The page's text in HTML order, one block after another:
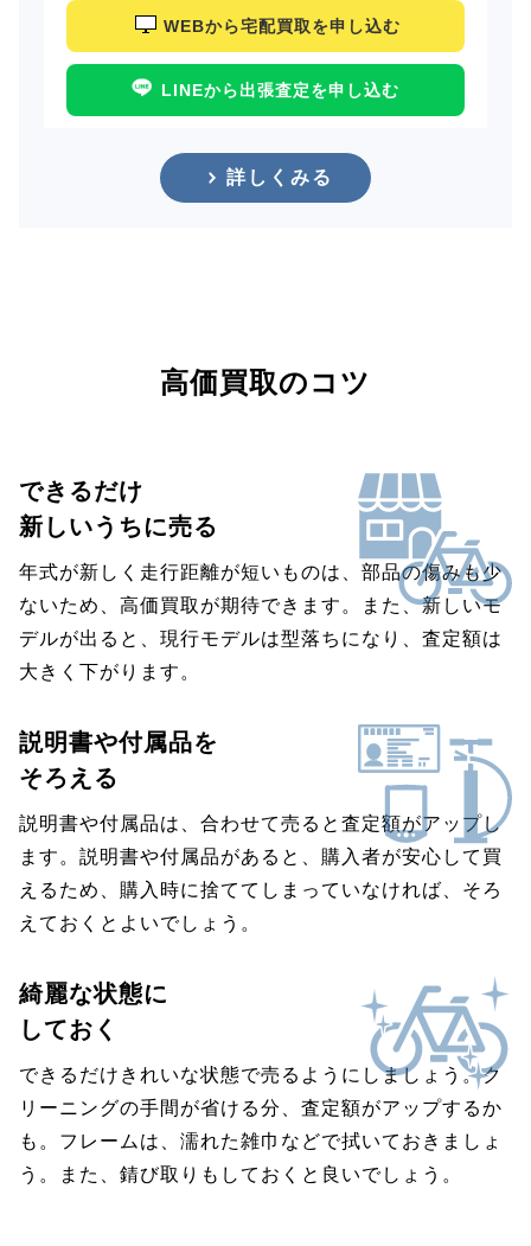
WEBから宅配買取を申し込む
LINEから出張査定を申し込む
詳しくみる
高価買取のコツ
できるだけ
新しいうちに売る
年式が新しく走行距離が短いものは、部品の傷みも少
ないため、高価買取が期待できます。また、新しいモ
デルが出ると、現行モデルは型落ちになり、査定額は
大きく下がります。
説明書や付属品を
そろえる
説明書や付属品は、合わせて売ると査定額がアップし
ます。説明書や付属品があると、購入者が安心して買
えるため、購入時に捨ててしまっていなければ、そろ
えておくとよいでしょう。
綺麗な状態に
しておく
できるだけきれいな状態で売るようにしましょう。ク
リーニングの手間が省ける分、査定額がアップするか
も。フレームは、濡れた雑巾などで拭いておきましょ
う。また、錆び取りもしておくと良いでしょう。